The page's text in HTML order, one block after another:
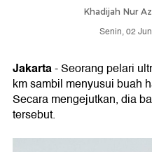
Khadijah Nur
Senin, 02
Jakarta- Seorang pelari
km sambil menyusui buah
Secara mengejutkan, dia
tersebut.